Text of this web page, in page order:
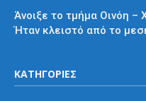
Άνοιξε το τμήμα Οινόη –
Ήταν κλειστό από το
ΚΑΤΗΓΟΡΙΕΣ